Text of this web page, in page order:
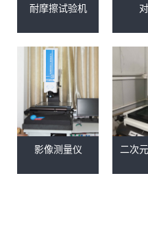
耐摩擦试验机
影像测量仪 二次